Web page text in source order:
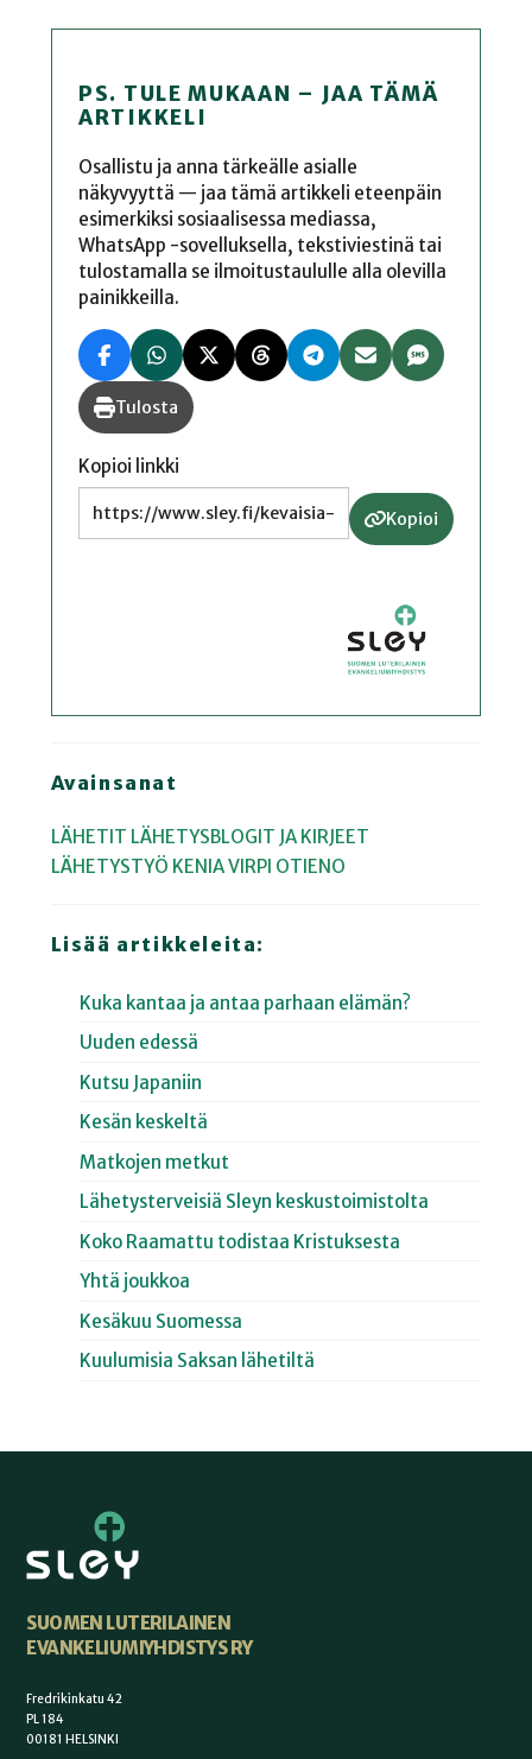
PS. TULE MUKAAN – JAA TÄMÄ
ARTIKKELI
Osallistu ja anna tärkeälle asialle
näkyvyyttä — jaa tämä artikkeli eteenpäin
esimerkiksi sosiaalisessa mediassa,
WhatsApp -sovelluksella, tekstiviestinä tai
tulostamalla se ilmoitustaululle alla olevilla
painikkeilla.
Tulosta
Kopioi linkki
Kopioi
Avainsanat
LÄHETIT LÄHETYSBLOGIT JA KIRJEET
LÄHETYSTYÖ KENIAVIRPI OTIENO
Lisää artikkeleita:
Kuka kantaa ja antaa parhaan elämän?
Uuden edessä
Kutsu Japaniin
Kesän keskeltä
Matkojen metkut
Lähetysterveisiä Sleyn keskustoimistolta
Koko Raamattu todistaa Kristuksesta
Yhtä joukkoa
Kesäkuu Suomessa
Kuulumisia Saksan lähetiltä
SUOMEN LUTERILAINEN
EVANKELIUMIYHDISTYS RY
Fredrikinkatu 42
PL 184
00181 HELSINKI